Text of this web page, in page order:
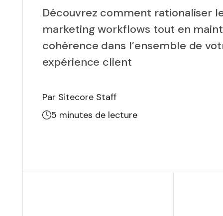
Découvrez comment rationaliser
marketing workflows tout en
cohérence dans l’ensemble de
expérience client
Par Sitecore Staff
5 minutes de lecture